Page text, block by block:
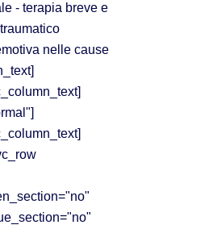
- terapia breve e
nelle cause